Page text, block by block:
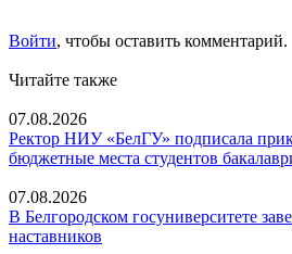
Войти, чтобы оставить комментарий.
Читайте также
07.08.2026
Ректор НИУ «БелГУ» подписала
бюджетные места студентов
07.08.2026
В Белгородском госуниверситете
наставников